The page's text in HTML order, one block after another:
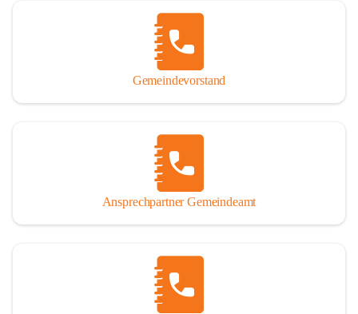
Gemeindevorstand
Ansprechpartner Gemeindeamt